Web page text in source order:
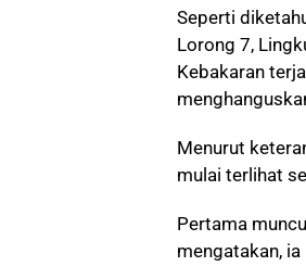
Seperti
Lorong 7,
Kebakaran
Menurut
mulai terlihat
Pertama
mengatakan,